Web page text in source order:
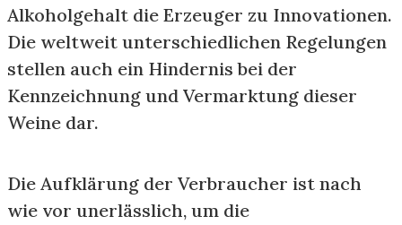
Alkoholgehalt die Erzeuger zu Innovationen.
Die weltweit unterschiedlichen Regelungen
stellen auch ein Hindernis bei der
Kennzeichnung und Vermarktung dieser
Weine dar.
Die Aufklärung der Verbraucher ist nach
wie vor unerlässlich, um die